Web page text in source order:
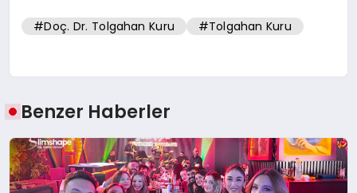
#Doç. Dr. Tolgahan Kuru #Tolgahan Kuru
Benzer Haberler